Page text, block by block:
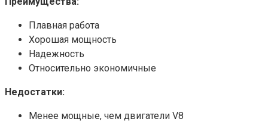
Плавная работа
Хорошая мощность
Надежность
Относительно экономичные
Недостатки:
Менее мощные, чем двигатели V8